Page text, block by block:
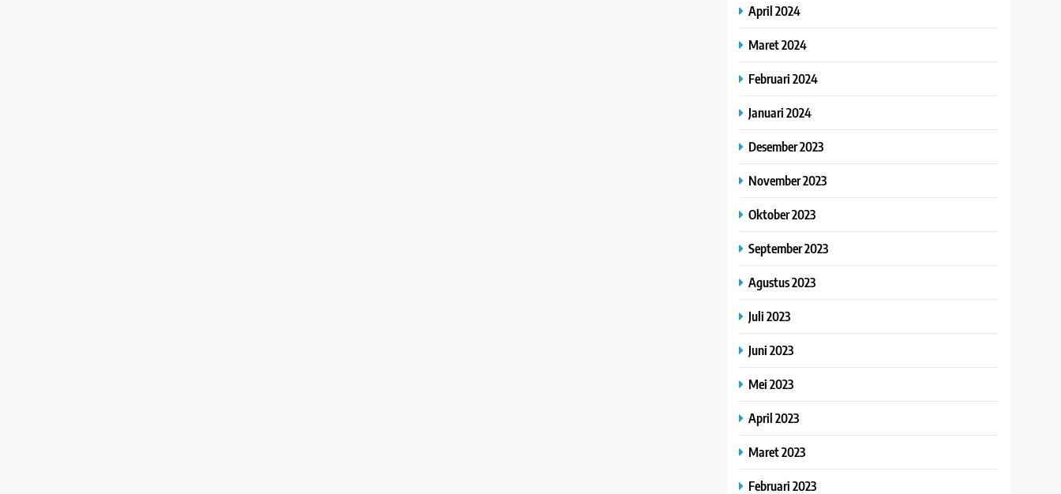
April 2024
Maret 2024
Februari 2024
Januari 2024
Desember 2023
November 2023
Oktober 2023
September 2023
Agustus 2023
Juli 2023
Juni 2023
Mei 2023
April 2023
Maret 2023
Februari 2023